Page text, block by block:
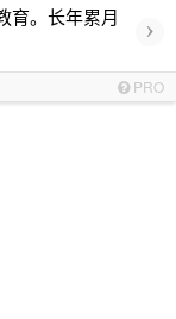
育。长年累月
›
PRO